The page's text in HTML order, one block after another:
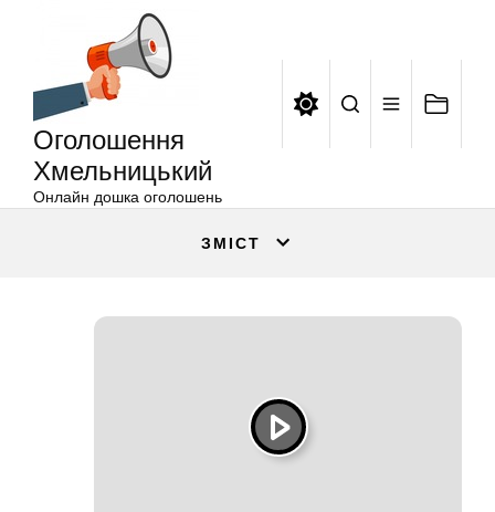
Оголошення
Хмельницький
Онлайн дошка оголошень
ЗМІСТ